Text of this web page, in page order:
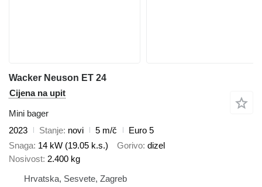
Wacker Neuson ET 24
Cijena na upit
Mini bager
2023
Stanje novi 5 m/č
Euro 5
Snaga 14 kW (19.05 k.s.) Gorivo dizel
Nosivost 2.400 kg
Hrvatska, Sesvete, Zagreb